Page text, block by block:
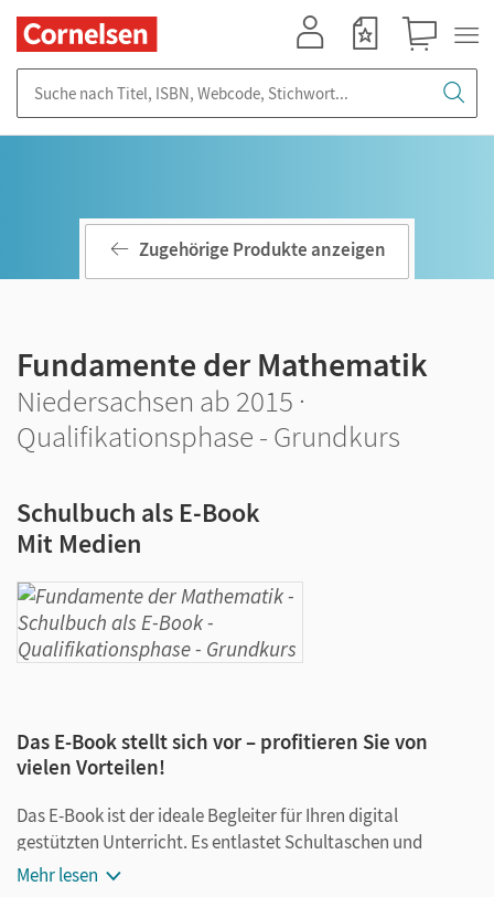
Zugehörige Produkte anzeigen
Fundamente der Mathematik
Niedersachsen ab 2015 ·
Qualifikationsphase - Grundkurs
Schulbuch als E-Book
Mit Medien
Das E-Book stellt sich vor – profitieren Sie von
vielen Vorteilen!
Das E-Book ist der ideale Begleiter für Ihren digital
gestützten Unterricht. Es entlastet Schultaschen und
Rucksäcke und ist jederzeit unkompliziert verfügbar.
Mehr lesen